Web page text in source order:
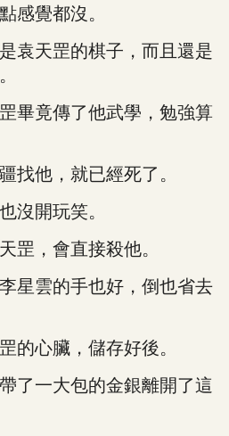
覺都沒。
天罡的棋子，而且還是
竟傳了他武學，勉強算
他，就已經死了。
開玩笑。
，會直接殺他。
雲的手也好，倒也省去
心臟，儲存好後。
一大包的金銀離開了這